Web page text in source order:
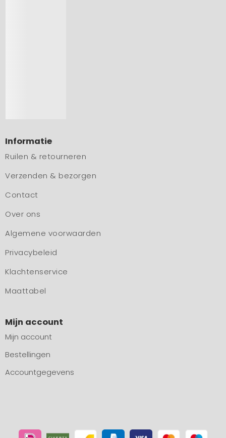
Informatie
Ruilen & retourneren
Verzenden & bezorgen
Contact
Over ons
Algemene voorwaarden
Privacybeleid
Klachtenservice
Maattabel
Mijn account
Mijn account
Bestellingen
Accountgegevens